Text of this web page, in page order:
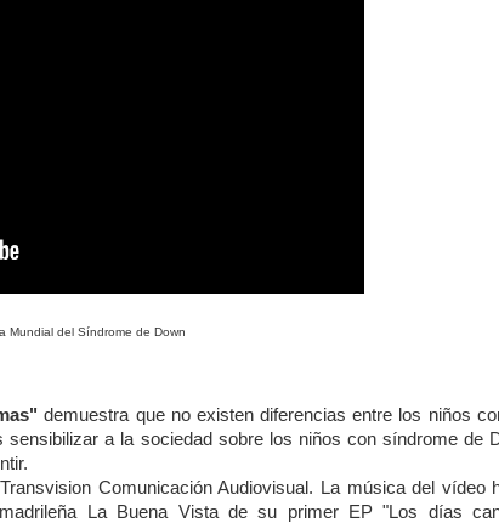
Mundial del Síndrome de Down
demuestra que no existen diferencias entre los niños
sensibilizar a la sociedad sobre los niños con síndrome de
Comunicación Audiovisual. La música del vídeo
La Buena Vista de su primer EP "Los días